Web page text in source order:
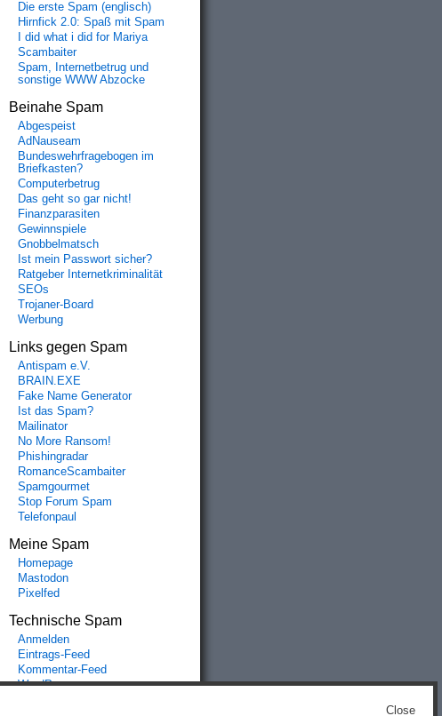
Die erste Spam (englisch)
Hirnfick 2.0: Spaß mit Spam
I did what i did for Mariya
Scambaiter
Spam, Internetbetrug und
sonstige WWW Abzocke
Beinahe Spam
Abgespeist
AdNauseam
Bundeswehrfragebogen im
Briefkasten?
Computerbetrug
Das geht so gar nicht!
Finanzparasiten
Gewinnspiele
Gnobbelmatsch
Ist mein Passwort sicher?
Ratgeber Internetkriminalität
SEOs
Trojaner-Board
Werbung
Links gegen Spam
Antispam e.V.
BRAIN.EXE
Fake Name Generator
Ist das Spam?
Mailinator
No More Ransom!
Phishingradar
RomanceScambaiter
Spamgourmet
Stop Forum Spam
Telefonpaul
Meine Spam
Homepage
Mastodon
Pixelfed
Technische Spam
Anmelden
Eintrags-Feed
Kommentar-Feed
WordPress.org
Close